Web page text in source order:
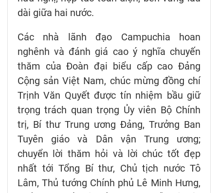
dài giữa hai nước.
Các nhà lãnh đạo Campuchia hoan
nghênh và đánh giá cao ý nghĩa chuyến
thăm của Đoàn đại biểu cấp cao Đảng
Cộng sản Việt Nam, chúc mừng đồng chí
Trịnh Văn Quyết được tín nhiệm bầu giữ
trọng trách quan trọng Ủy viên Bộ Chính
trị, Bí thư Trung ương Đảng, Trưởng Ban
Tuyên giáo và Dân vận Trung ương;
chuyển lời thăm hỏi và lời chúc tốt đẹp
nhất tới Tổng Bí thư, Chủ tịch nước Tô
Lâm, Thủ tướng Chính phủ Lê Minh Hưng,